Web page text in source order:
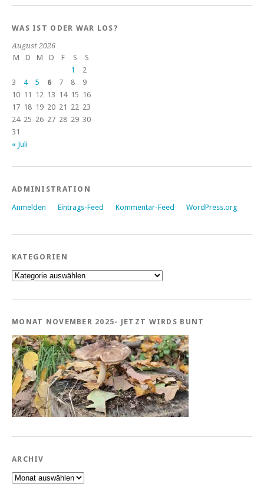
WAS IST ODER WAR LOS?
August 2026
M
D M D F S
S
1
2
3
4 5 6 7 8
9
10 11 12 13 14 15 16
17 18 19 20 21 22 23
24 25 26 27 28 29 30
31
« Juli
ADMINISTRATION
Anmelden Eintrags-Feed Kommentar-Feed WordPress.org
KATEGORIEN
Kategorien
MONAT NOVEMBER 2025- JETZT WIRDS BUNT
ARCHIV
Archiv